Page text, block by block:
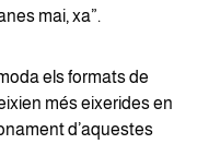
mai, xa”.
els formats de
més eixerides en
d’aquestes